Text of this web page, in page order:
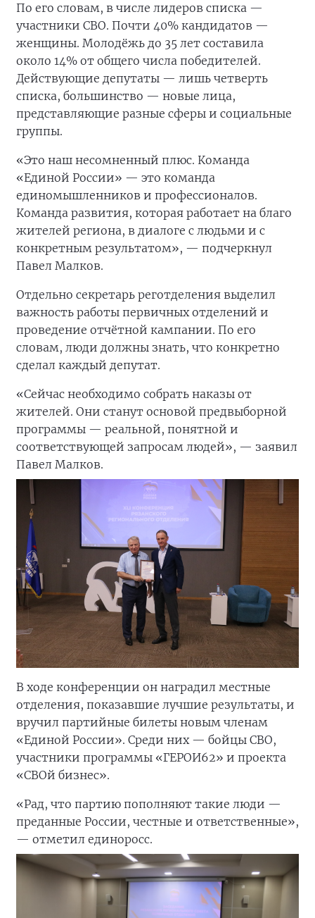
По его словам, в числе лидеров списка —
участники СВО. Почти 40% кандидатов —
женщины. Молодёжь до 35 лет составила
около 14% от общего числа победителей.
Действующие депутаты — лишь четверть
списка, большинство — новые лица,
представляющие разные сферы и социальные
группы.
«Это наш несомненный плюс. Команда
«Единой России» — это команда
единомышленников и профессионалов.
Команда развития, которая работает на благо
жителей региона, в диалоге с людьми и с
конкретным результатом», — подчеркнул
Павел Малков.
Отдельно секретарь реготделения выделил
важность работы первичных отделений и
проведение отчётной кампании. По его
словам, люди должны знать, что конкретно
сделал каждый депутат.
«Сейчас необходимо собрать наказы от
жителей. Они станут основой предвыборной
программы — реальной, понятной и
соответствующей запросам людей», — заявил
Павел Малков.
В ходе конференции он наградил местные
отделения, показавшие лучшие результаты, и
вручил партийные билеты новым членам
«Единой России». Среди них — бойцы СВО,
участники программы «ГЕРОИ62» и проекта
«СВОй бизнес».
«Рад, что партию пополняют такие люди —
преданные России, честные и ответственные»,
— отметил единоросс.